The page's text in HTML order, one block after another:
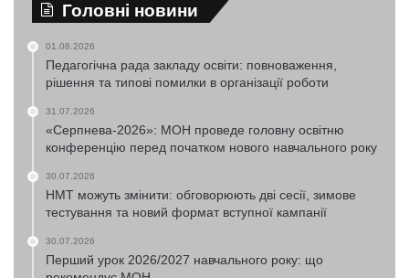
Головні новини
01.08.2026
Педагогічна рада закладу освіти: повноваження,
рішення та типові помилки в організації роботи
31.07.2026
«Серпнева-2026»: МОН проведе головну освітню
конференцію перед початком нового навчального року
30.07.2026
НМТ можуть змінити: обговорюють дві сесії, зимове
тестування та новий формат вступної кампанії
30.07.2026
Перший урок 2026/2027 навчального року: що